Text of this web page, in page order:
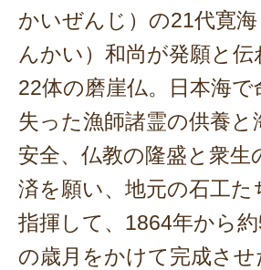
かいぜんじ）の21代寛
んかい）和尚が発願と伝
22体の磨崖仏。日本海で
失った漁師諸霊の供養と
安全、仏教の隆盛と衆生
済を願い、地元の石工た
指揮して、1864年から
の歳月をかけて完成させ